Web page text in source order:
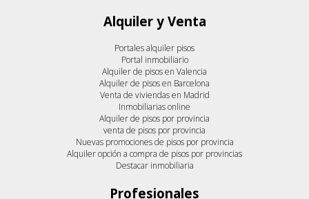
Alquiler y Venta
Portales alquiler pisos
Portal inmobiliario
Alquiler de pisos en Valencia
Alquiler de pisos en Barcelona
Venta de viviendas en Madrid
Inmobiliarias online
Alquiler de pisos por provincia
venta de pisos por provincia
Nuevas promociones de pisos por provincia
Alquiler opción a compra de pisos por provincias
Destacar inmobiliaria
Profesionales